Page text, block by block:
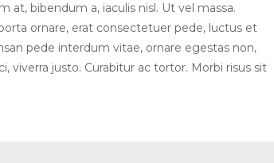
at, bibendum a, iaculis nisl. Ut vel massa.
ornare, erat consectetuer pede, luctus et
pede interdum vitae, ornare egestas non,
viverra justo. Curabitur ac tortor. Morbi risus sit